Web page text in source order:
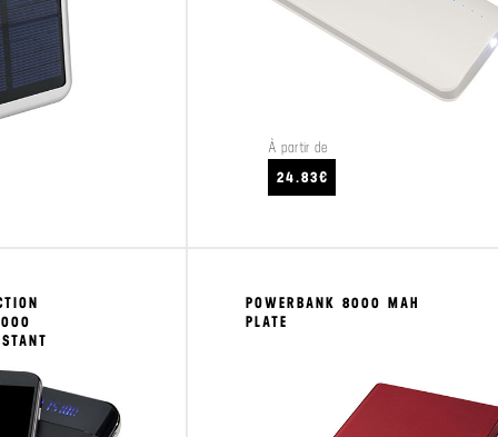
VOIR LE PRODUIT
À partir de
24.83€
POWERBANK 8000 MAH
PLATE